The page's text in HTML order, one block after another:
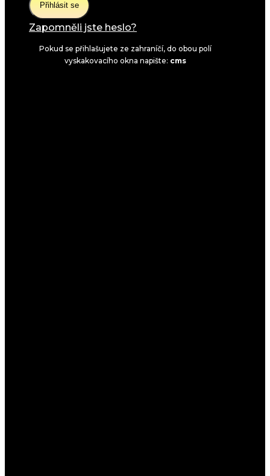
Přihlásit se
Zapomněli jste heslo?
Pokud se přihlašujete ze zahraníčí, do obou polí
vyskakovacího okna napište: cms